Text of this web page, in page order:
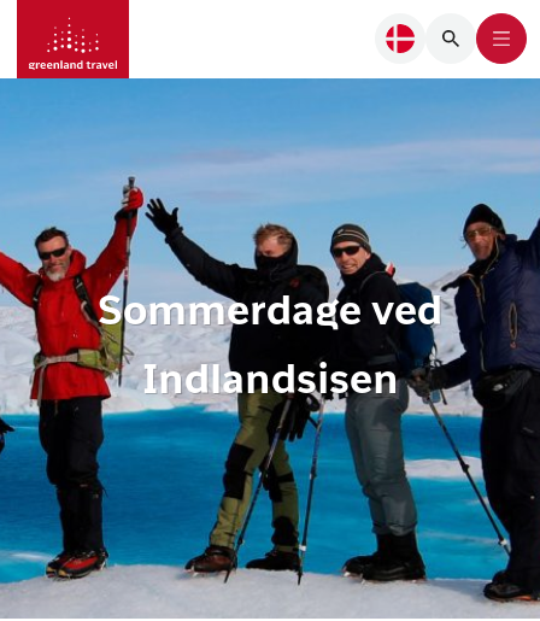
Sommerdage ved
Indlandsisen